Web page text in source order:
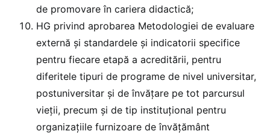
de promovare în cariera didactică;
HG privind aprobarea Metodologiei de evaluare
externă și standardele și indicatorii specifice
pentru fiecare etapă a acreditării, pentru
diferitele tipuri de programe de nivel universitar,
postuniversitar și de învățare pe tot parcursul
vieții, precum și de tip instituțional pentru
organizațiile furnizoare de învăţământ